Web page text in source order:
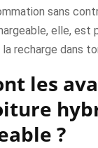
sans
elle, est
recharge dans
les
?